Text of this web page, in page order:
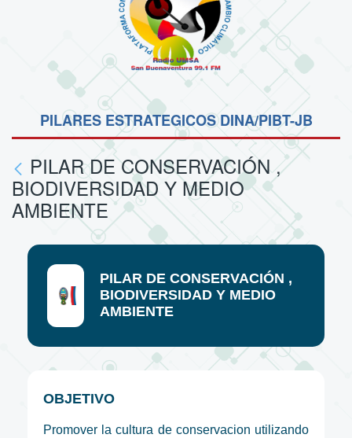
PILARES ESTRATEGICOS DINA/PIBT-JB
PILAR DE CONSERVACIÓN ,
BIODIVERSIDAD Y MEDIO
AMBIENTE
PILAR DE CONSERVACIÓN ,
BIODIVERSIDAD Y MEDIO
AMBIENTE
OBJETIVO
Promover la cultura de conservacion utilizando